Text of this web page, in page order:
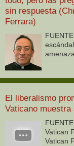
sin respuesta
Ferrara)
El liberalismo
Vaticano
Vatican
Vatican